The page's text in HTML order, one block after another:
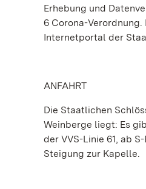
Erhebung und
6 Corona-
Internetportal der
ANFAHRT
Die Staatlichen
Weinberge liegt: Es
der VVS-Linie 61, ab
Steigung zur Kapelle.